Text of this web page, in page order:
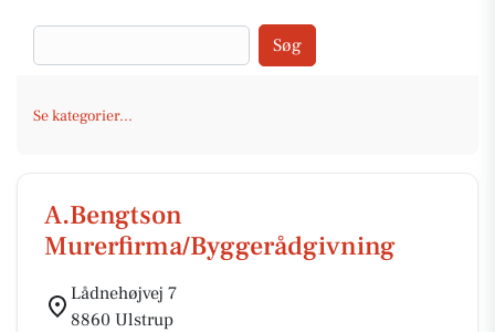
Søg
Se kategorier...
A.Bengtson
Murerfirma/Byggerådgivning
Lådnehøjvej 7
8860 Ulstrup